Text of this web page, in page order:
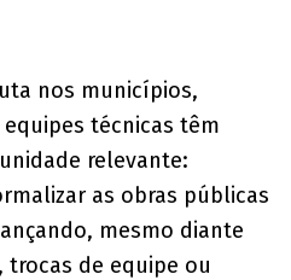
nos municípios,
técnicas têm
relevante:
as obras públicas
mesmo diante
de equipe ou